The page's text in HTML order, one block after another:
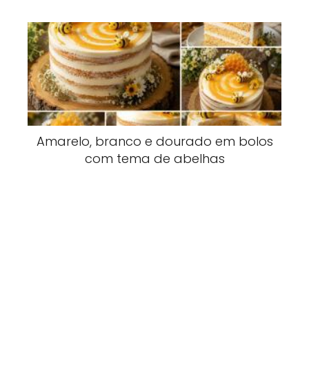
Amarelo, branco e dourado em bolos
com tema de abelhas